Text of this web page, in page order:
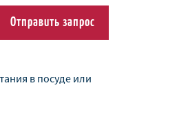
Отправить запрос
в посуде или